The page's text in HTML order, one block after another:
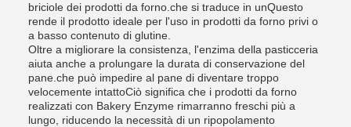
briciole dei prodotti da forno.che si traduce in unQuesto
rende il prodotto ideale per l'uso in prodotti da forno privi o
a basso contenuto di glutine.
Oltre a migliorare la consistenza, l'enzima della pasticceria
aiuta anche a prolungare la durata di conservazione del
pane.che può impedire al pane di diventare troppo
velocemente intattoCiò significa che i prodotti da forno
realizzati con Bakery Enzyme rimarranno freschi più a
lungo, riducendo la necessità di un ripopolamento